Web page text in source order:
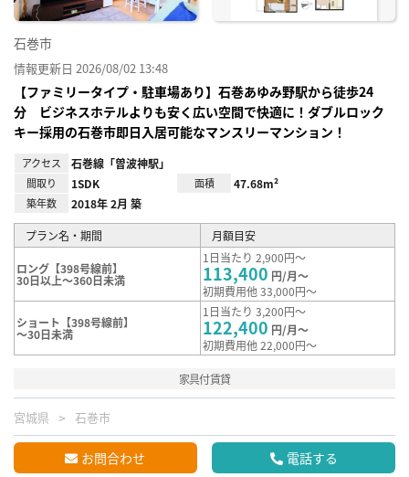
石巻市
情報更新日 2026/08/02 13:48
【ファミリータイプ・駐車場あり】石巻あゆみ野駅から徒歩24
分 ビジネスホテルよりも安く広い空間で快適に！ダブルロック
キー採用の石巻市即日入居可能なマンスリーマンション！
アクセス 石巻線「曽波神駅」
間取り 1SDK 面積 47.68m²
築年数 2018年 2月 築
プラン名・期間 月額目安
ロング【398号線前】
30日以上～360日未満
1日当たり 2,900円～
113,400 円/月～
初期費用他 33,000円～
ショート【398号線前】
～30日未満
1日当たり 3,200円～
122,400 円/月～
初期費用他 22,000円～
家具付賃貸
宮城県 石巻市
お問合わせ 電話する